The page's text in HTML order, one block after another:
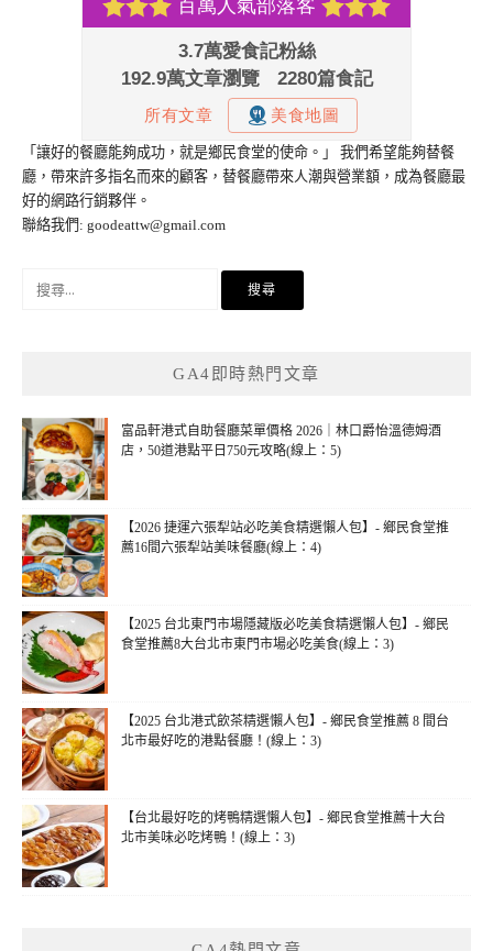
「讓好的餐廳能夠成功，就是鄉民食堂的使命。」 我們希望能夠替餐
廳，帶來許多指名而來的顧客，替餐廳帶來人潮與營業額，成為餐廳最
好的網路行銷夥伴。
聯絡我們: goodeattw@gmail.com
GA4即時熱門文章
富品軒港式自助餐廳菜單價格 2026｜林口爵怡溫德姆酒
店，50道港點平日750元攻略(線上：5)
【2026 捷運六張犁站必吃美食精選懶人包】- 鄉民食堂推
薦16間六張犁站美味餐廳(線上：4)
【2025 台北東門市場隱藏版必吃美食精選懶人包】- 鄉民
食堂推薦8大台北市東門市場必吃美食(線上：3)
【2025 台北港式飲茶精選懶人包】- 鄉民食堂推薦 8 間台
北市最好吃的港點餐廳！(線上：3)
【台北最好吃的烤鴨精選懶人包】- 鄉民食堂推薦十大台
北市美味必吃烤鴨！(線上：3)